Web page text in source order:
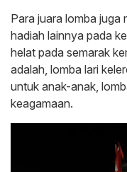
Para juara lomba juga
hadiah lainnya pada
helat pada semarak
adalah, lomba lari
untuk anak-anak,
keagamaan.